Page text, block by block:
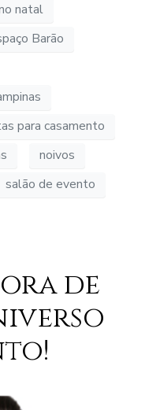
natal
Barão
para casamento
noivos
salão de evento
de